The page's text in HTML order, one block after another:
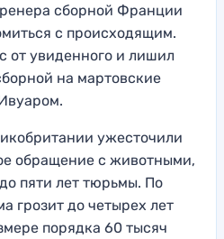
сборной Франции
с происходящим.
от увиденного и лишил
на мартовские
ужесточили
обращение с животными,
пяти лет тюрьмы. По
грозит до четырех лет
порядка 60 тысяч